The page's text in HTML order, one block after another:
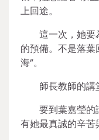
上回途。
這一次，她要
的預備。不是落
海”。
師長教師的講
要到葉嘉瑩的
有她最真誠的辛苦